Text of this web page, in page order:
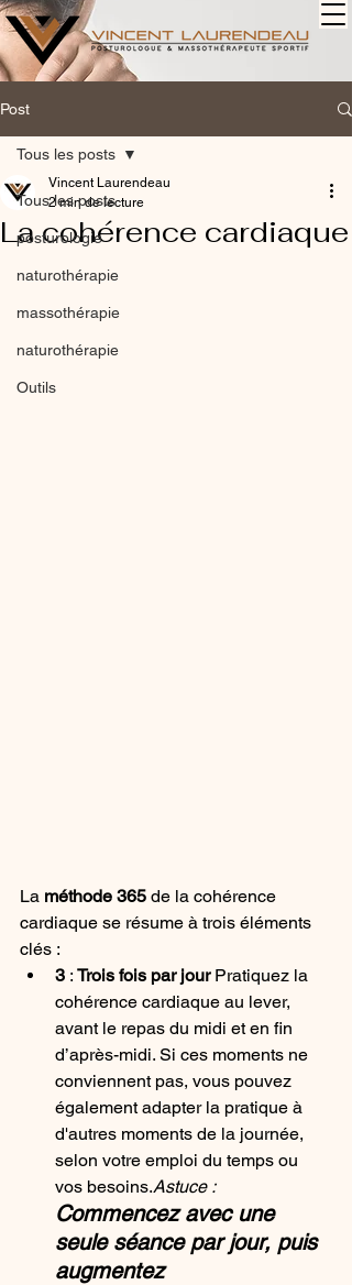
Post
Tous les posts
posturologie
naturothérapie
massothérapie
naturothérapie
Outils
Tous les posts
La cohérence cardiaque
Vincent Laurendeau
2 min de lecture
La méthode 365 de la cohérence
cardiaque se résume à trois éléments
clés :
3 : Trois fois par jour Pratiquez la
cohérence cardiaque au lever,
avant le repas du midi et en fin
d’après-midi. Si ces moments ne
conviennent pas, vous pouvez
également adapter la pratique à
d'autres moments de la journée,
selon votre emploi du temps ou
vos besoins.Astuce :
Commencez avec une
seule séance par jour, puis
augmentez